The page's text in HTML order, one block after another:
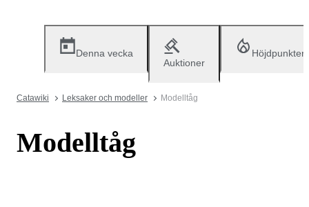
Denna vecka
Auktioner
Höjdpunkter
Catawiki Leksaker och modeller Modelltåg
Modelltåg